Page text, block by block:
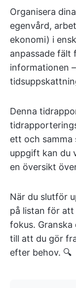
Organisera
egenvård,
ekonomi) i
anpassade fält
informationen
Denna
ett och samma
uppgift kan du
en översikt
När du slutför
på listan för att
fokus.
till att du gör
efter behov. 🔍